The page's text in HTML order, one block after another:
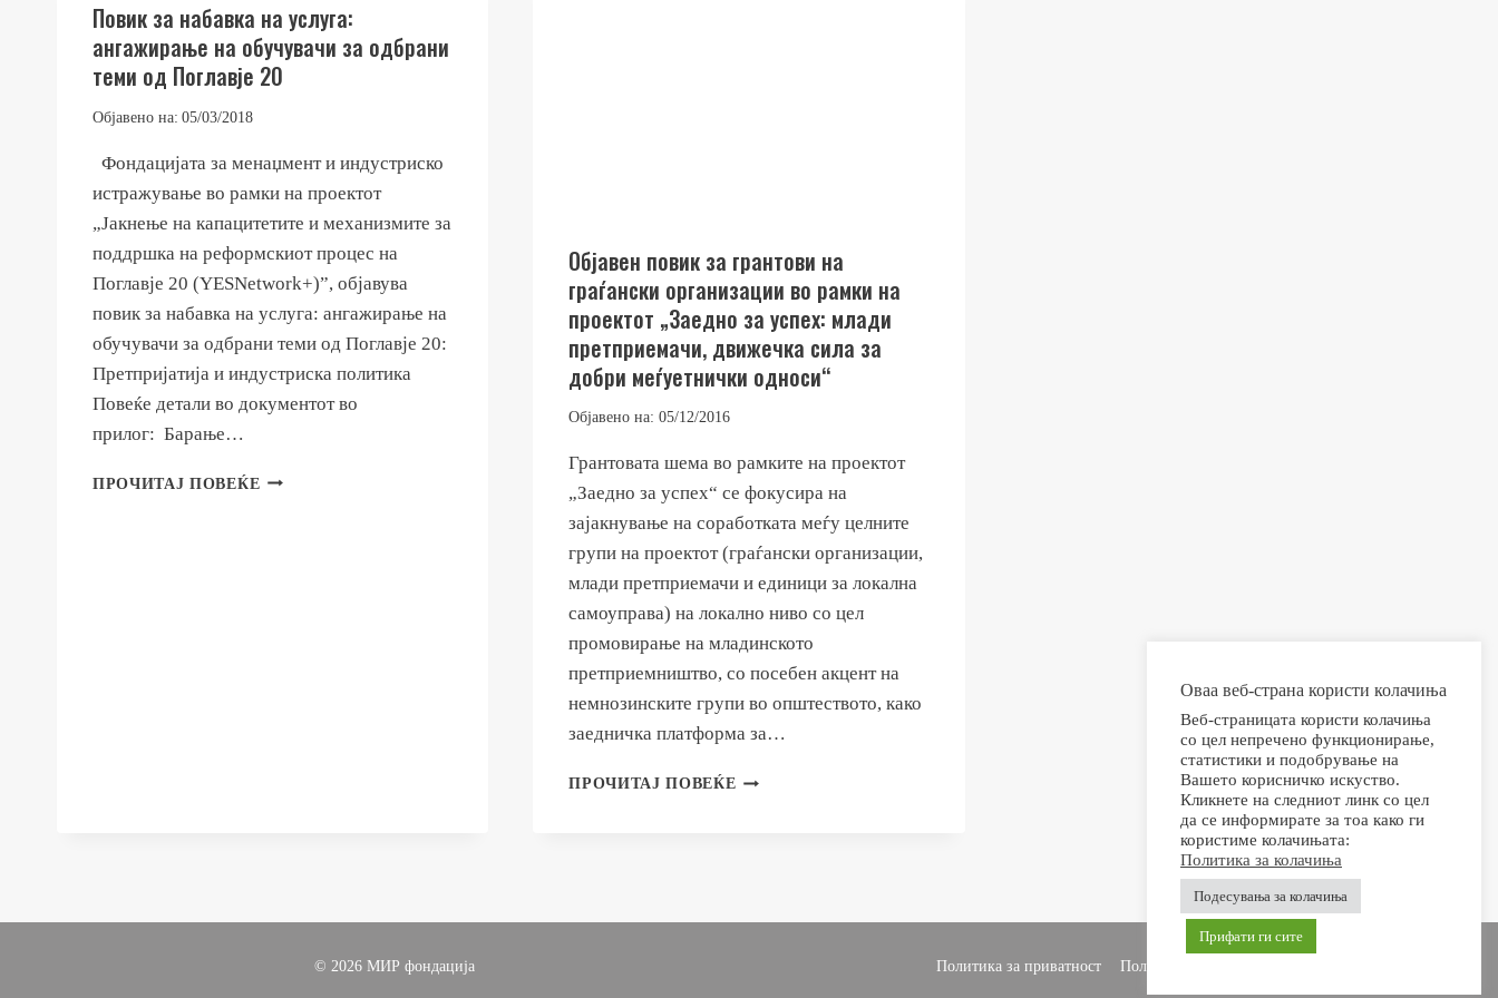
Повик за набавка на услуга:
ангажирање на обучувачи за одбрани
теми од Поглавје 20
Објавено на: 05/03/2018
Фондацијата за менаџмент и индустриско
истражување во рамки на проектот
„Јакнење на капацитетите и механизмите за
поддршка на реформскиот процес на
Поглавје 20 (YESNetwork+)”, објавува
повик за набавка на услуга: ангажирање на
обучувачи за одбрани теми од Поглавје 20:
Претпријатија и индустриска политика
Повеќе детали во документот во
прилог: Барање…
ПРОЧИТАЈ ПОВЕЌЕ ПОВИК
Објавен повик за грантови на
граѓански организации во рамки на
проектот „Заедно за успех: млади
претприемачи, движечка сила за
добри меѓуетнички односи“
Објавено на: 05/12/2016
Грантовата шема во рамките на проектот
„Заедно за успех“ се фокусира на
зајакнување на соработката меѓу целните
групи на проектот (граѓански организации,
млади претприемачи и единици за локална
самоуправа) на локално ниво со цел
промовирање на младинското
претприемништво, со посебен акцент на
немнозинските групи во општеството, како
заедничка платформа за…
ПРОЧИТАЈ ПОВЕЌЕ ОБЈАВЕН
ОРГАНИЗАЦИИ
© 2026 МИР фондација Политика за приватност Политика за колачиња
Оваа веб-страна користи колачиња
Веб-страницата користи колачиња
со цел непречено функционирање,
статистики и подобрување на
Вашето корисничко искуство.
Кликнете на следниот линк со цел
да се информирате за тоа како ги
користиме колачињата:
Политика за колачиња
Подесувања за колачиња
Прифати ги сите